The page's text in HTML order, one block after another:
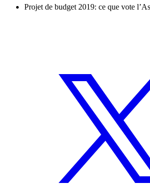
Projet de budget 2019: ce que vote